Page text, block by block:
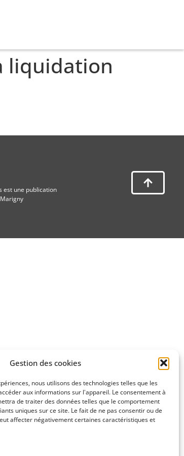
Gestion des cookies
nous utilisons des technologies telles que les
aux informations sur l'appareil. Le consentement à
de traiter des données telles que le comportement
uniques sur ce site. Le fait de ne pas consentir ou de
affecter négativement certaines caractéristiques et
liquidation
est une publication